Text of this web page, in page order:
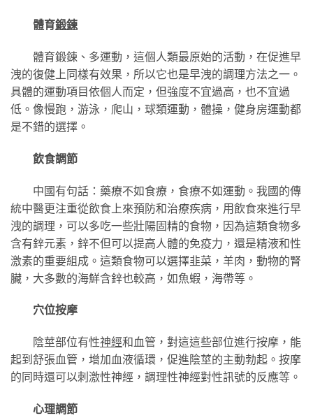
體育鍛鍊
體育鍛鍊、多運動，這個人類最原始的活動，在促進早
洩的復健上同樣有效果，所以它也是早洩的調理方法之一。
具體的運動項目依個人而定，但強度不宜過高，也不宜過
低。像慢跑，游泳，爬山，球類運動，體操，健身房運動都
是不錯的選擇。
飲食調節
中國有句話：藥療不如食療，食療不如運動。我國的傳
統中醫更注重從飲食上來預防和治療疾病，用飲食來進行早
洩的調理，可以多吃一些壯陽固精的食物，因為這類食物多
含有鋅元素，鋅不但可以提高人體的免疫力，還是精液和性
激素的重要組成。這類食物可以選擇韭菜，羊肉，動物的腎
臟，大多數的海鮮含鋅也較高，如魚蝦，海帶等。
穴位按摩
陰莖部位有性神經和血管，對這這些部位進行按摩，能
起到舒張血管，增加血液循環，促進陰莖的主動勃起。按摩
的同時還可以刺激性神經，調理性神經對性訊號的反應等。
心理調節